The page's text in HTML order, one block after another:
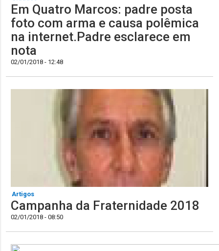
Em Quatro Marcos: padre posta
foto com arma e causa polêmica
na internet.Padre esclarece em
nota
02/01/2018 - 12:48
Artigos
Campanha da Fraternidade 2018
02/01/2018 - 08:50